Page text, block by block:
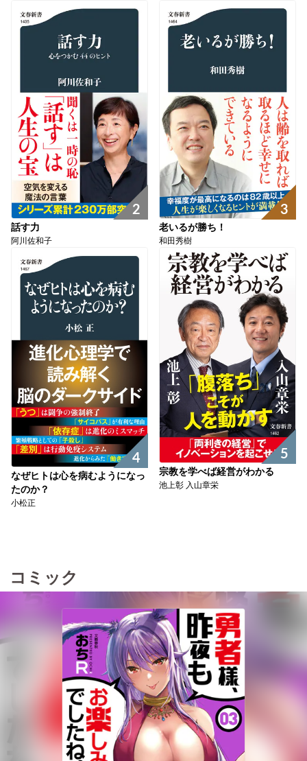
2
話す力
阿川佐和子
3
老いるが勝ち！
和田秀樹
4
なぜヒトは心を病むようになっ
たのか？
小松正
5
宗教を学べば経営がわかる
池上彰 入山章栄
コミック